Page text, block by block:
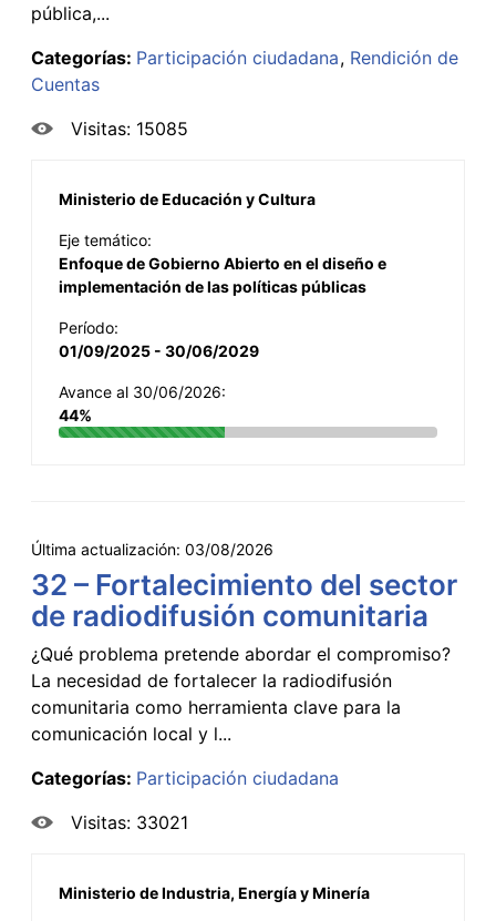
pública,...
Categorías: Participación ciudadana Rendición de
Cuentas
Visitas: 15085
Ministerio de Educación y Cultura
Eje temático:
Enfoque de Gobierno Abierto en el diseño e
implementación de las políticas públicas
Período:
01/09/2025 - 30/06/2029
Avance al 30/06/2026:
44%
Última actualización: 03/08/2026
32 – Fortalecimiento del sector
de radiodifusión comunitaria
¿Qué problema pretende abordar el compromiso?
La necesidad de fortalecer la radiodifusión
comunitaria como herramienta clave para la
comunicación local y l...
Categorías: Participación ciudadana
Visitas: 33021
Ministerio de Industria, Energía y Minería